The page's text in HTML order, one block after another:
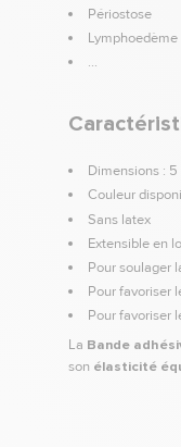
Périostose
Lymphoedème
…
Dimensions : 5
Couleur
Sans latex
Extensible en
Pour soulager
Pour favoriser
Pour favoriser
La Bande
son élasticité